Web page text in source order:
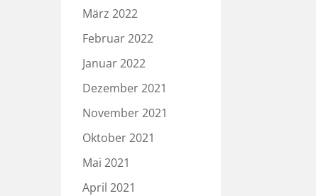
März 2022
Februar 2022
Januar 2022
Dezember 2021
November 2021
Oktober 2021
Mai 2021
April 2021